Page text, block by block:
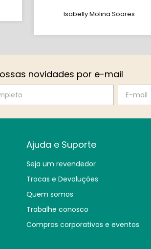
qualidade. Com certeza
Isabelly Molina Soares
novidades por e-mail
Ajuda e Suporte
Seja um revendedor
Trocas e Devoluções
Quem somos
Trabalhe conosco
Compras corporativos e eventos